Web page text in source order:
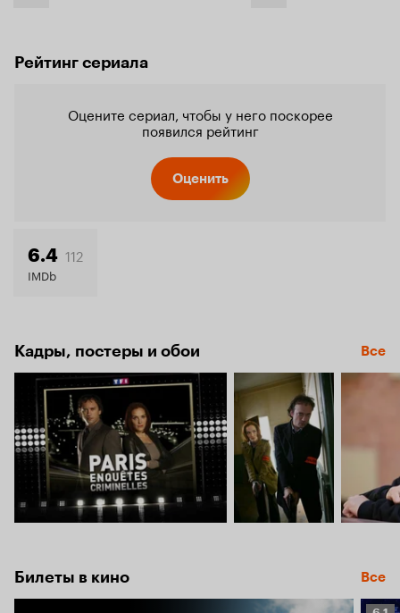
Рейтинг сериала
Оцените сериал, чтобы у него поскорее
появился рейтинг
Оценить
6.4 112
IMDb
Кадры, постеры и обои Все
Билеты в кино Все